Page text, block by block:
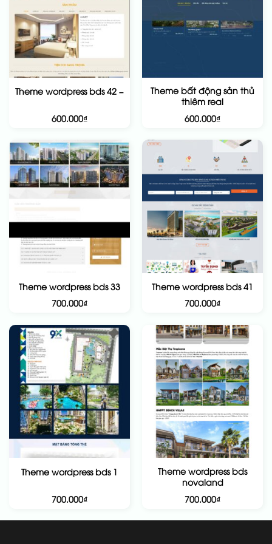
Theme wordpress bds 42 –
600.000₫
Theme bất động sản thủ
thiêm real
600.000₫
Theme wordpress bds 33
700.000₫
Theme wordpress bds 41
700.000₫
Theme wordpress bds 1
700.000₫
Theme wordpress bds
novaland
700.000₫